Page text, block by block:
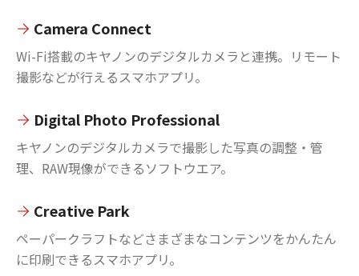
Camera Connect
Wi-Fi搭載のキヤノンのデジタルカメラと連携。リモート
撮影などが行えるスマホアプリ。
Digital Photo Professional
キヤノンのデジタルカメラで撮影した写真の調整・管
理、RAW現像ができるソフトウエア。
Creative Park
ペーパークラフトなどさまざまなコンテンツをかんたん
に印刷できるスマホアプリ。